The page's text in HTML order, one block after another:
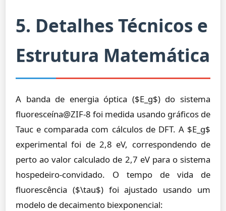
5. Detalhes Técnicos e
Estrutura Matemática
A banda de energia óptica ($E_g$) do sistema
fluoresceína@ZIF-8 foi medida usando gráficos de
Tauc e comparada com cálculos de DFT. A $E_g$
experimental foi de 2,8 eV, correspondendo de
perto ao valor calculado de 2,7 eV para o sistema
hospedeiro-convidado. O tempo de vida de
fluorescência ($\tau$) foi ajustado usando um
modelo de decaimento biexponencial: